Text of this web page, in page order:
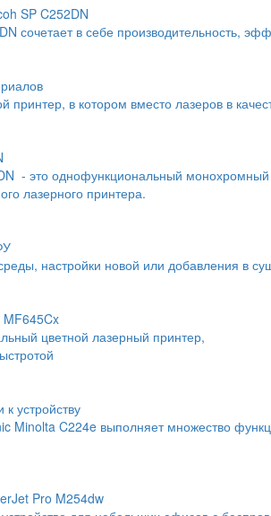
SP C252DN
сочетает в себе производительность,
в котором вместо лазеров в
- это однофункциональный
лазерного принтера.
настройки новой или добавления в
цветной лазерный принтер,
устройству
C224e выполняет множество
Pro M254dw